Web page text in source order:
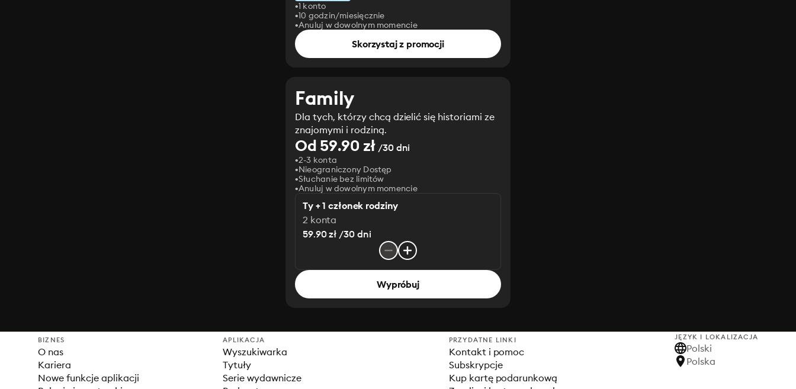
1 konto
10 godzin/miesięcznie
Anuluj w dowolnym momencie
Skorzystaj z promocji
Family
Dla tych, którzy chcą dzielić się historiami ze
znajomymi i rodziną.
Od 59.90 zł /30 dni
2-3 konta
Nieograniczony Dostęp
Słuchanie bez limitów
Anuluj w dowolnym momencie
Ty + 1 członek rodziny
2 konta
59.90 zł /30 dni
Wypróbuj
BIZNES
O nas
Kariera
Nowe funkcje aplikacji
APLIKACJA
Wyszukiwarka
Tytuły
Serie wydawnicze
PRZYDATNE LINKI
Kontakt i pomoc
Subskrypcje
Kup kartę podarunkową
JĘZYK I LOKALIZACJA
Polski
Polska